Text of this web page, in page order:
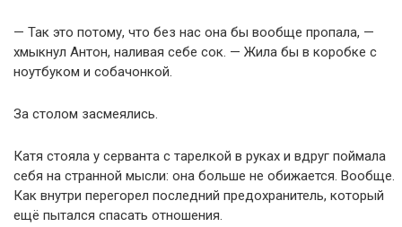
— Так это потому, что без нас она бы вообще пропала, —
хмыкнул Антон, наливая себе сок. — Жила бы в коробке с
ноутбуком и собачонкой.
За столом засмеялись.
Катя стояла у серванта с тарелкой в руках и вдруг поймала
себя на странной мысли: она больше не обижается. Вообще.
Как внутри перегорел последний предохранитель, который
ещё пытался спасать отношения.